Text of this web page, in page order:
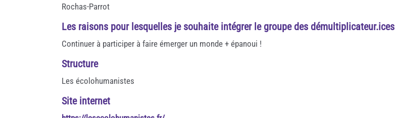
Rochas-Parrot
Les raisons pour lesquelles je souhaite intégrer le groupe des démultiplicateur.ices
Continuer à participer à faire émerger un monde + épanoui !
Structure
Les écolohumanistes
Site internet